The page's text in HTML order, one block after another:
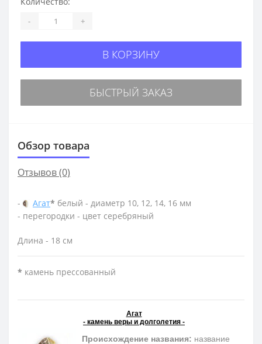
- +
В КОРЗИНУ
БЫСТРЫЙ ЗАКАЗ
Обзор товара
Отзывов (0)
- Агат* белый - диаметр 10, 12, 14, 16 мм
- перегородки - цвет серебряный
Длина - 18 см
* камень прессованный
Агат
- камень веры и долголетия -
Происхождение названия: название